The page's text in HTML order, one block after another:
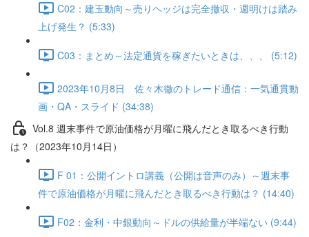
C02：建玉動向～売りヘッジは完全撤収・週明けは踏み
上げ発生？ (5:33)
C03：まとめ～法定通貨を稼ぎたいときは、、、 (5:12)
2023年10月8日 佐々木徹のトレード通信：一気通貫動
画・QA・スライド (34:38)
Vol.8 週末事件で原油価格が月曜に飛んだとき取るべき行動
は？（2023年10月14日）
F 01：公開イントロ講義（公開は音声のみ）～週末事
件で原油価格が月曜に飛んだとき取るべき行動は？ (14:40)
F02：金利・中銀動向～ドルの供給量が半端ない (9:44)